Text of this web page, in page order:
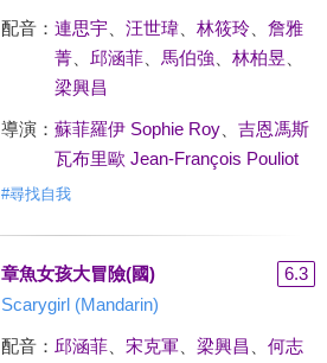
配音： 連思宇、 汪世瑋、 林筱玲、 詹雅
菁、 邱涵菲、 馬伯強 林柏昱
梁興昌
導演： 蘇菲羅伊 Sophie Roy、 吉恩馮斯
瓦布里歐 Jean-François Pouliot
#尋找自我
章魚女孩大冒險(國)
6.3
Scarygirl (Mandarin)
配音： 邱涵菲、 宋克軍、 梁興昌
何志